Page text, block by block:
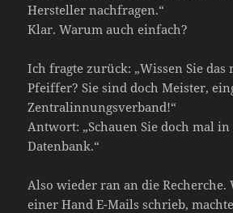
Hersteller nachfragen.“
Klar. Warum auch einfach?
Ich fragte zurück: „Wissen Sie
Pfeiffer? Sie sind doch Meister,
Zentralinnungsverband!“
Antwort: „Schauen Sie doch mal
Datenbank.“
Also wieder ran an die
einer Hand E-Mails schrieb,